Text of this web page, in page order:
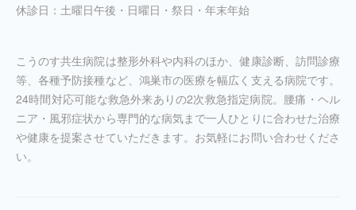
休診日：土曜日午後・日曜日・祭日・年末年始
こうのす共生病院は整形外科や内科のほか、健康診断、訪問診療
等、各種予防接種など、鴻巣市の医療を幅広く支える病院です。
24時間対応可能な救急外来ありの2次救急指定病院。腰痛・ヘル
ニア・風邪症状から専門的な病気まで一人ひとりに合わせた治療
や健康を提案させていただきます。お気軽にお問い合わせくださ
い。